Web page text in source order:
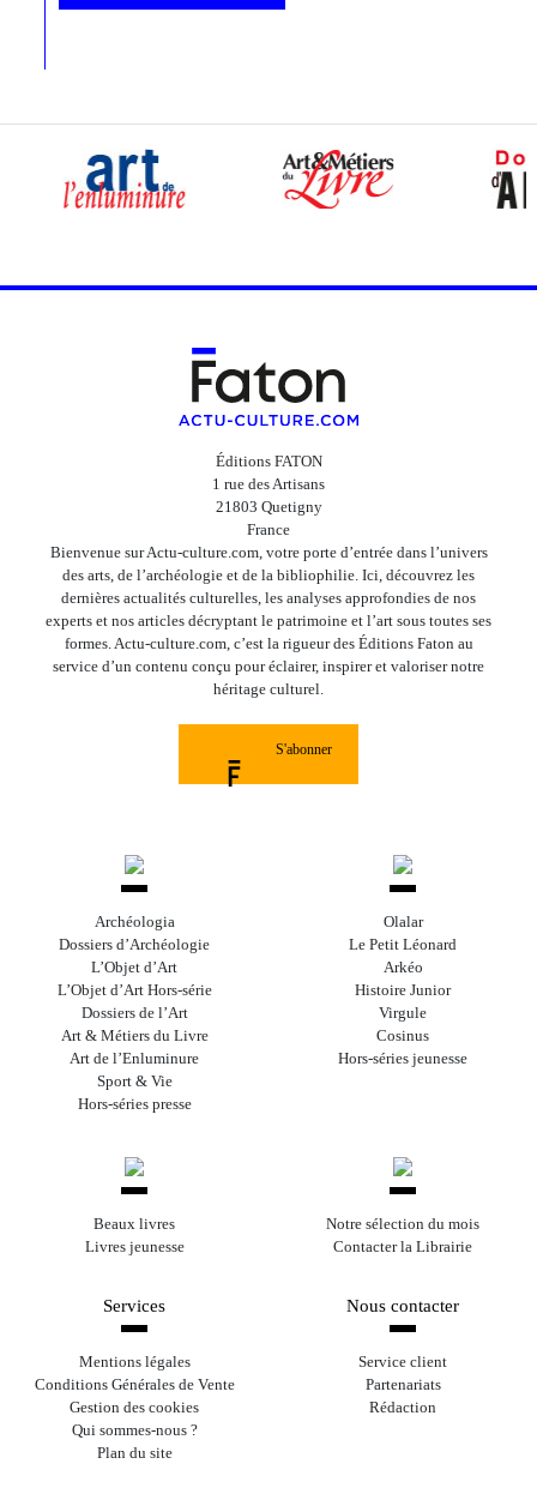
Éditions FATON
1 rue des Artisans
21803 Quetigny
France
Bienvenue sur Actu-culture.com, votre porte d’entrée dans l’univers
des arts, de l’archéologie et de la bibliophilie. Ici, découvrez les
dernières actualités culturelles, les analyses approfondies de nos
experts et nos articles décryptant le patrimoine et l’art sous toutes ses
formes. Actu-culture.com, c’est la rigueur des Éditions Faton au
service d’un contenu conçu pour éclairer, inspirer et valoriser notre
héritage culturel.
S'abonner
Archéologia
Dossiers d’Archéologie
L’Objet d’Art
L’Objet d’Art Hors-série
Dossiers de l’Art
Art & Métiers du Livre
Art de l’Enluminure
Sport & Vie
Hors-séries presse
Olalar
Le Petit Léonard
Arkéo
Histoire Junior
Virgule
Cosinus
Hors-séries jeunesse
Beaux livres
Livres jeunesse
Notre sélection du mois
Contacter la Librairie
Services
Mentions légales
Conditions Générales de Vente
Gestion des cookies
Qui sommes-nous ?
Plan du site
Nous contacter
Service client
Partenariats
Rédaction